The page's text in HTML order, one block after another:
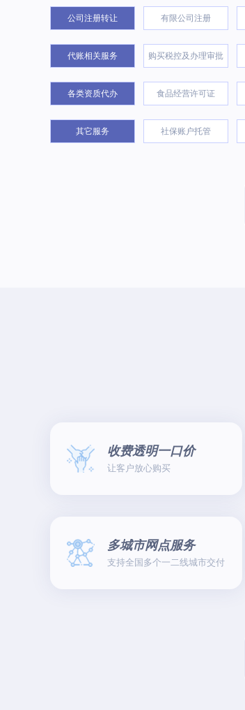
公司注册转让 有限公司注册
代账相关服务 购买税控及办理审批
各类资质代办 食品经营许可证
其它服务 社保账户托管
收费透明一口价
让客户放心购买
多城市网点服务
支持全国多个一二线城市交付